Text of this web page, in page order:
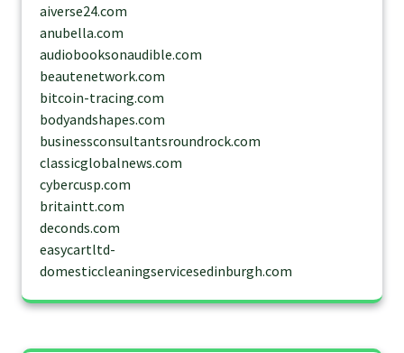
aiverse24.com
anubella.com
audiobooksonaudible.com
beautenetwork.com
bitcoin-tracing.com
bodyandshapes.com
businessconsultantsroundrock.com
classicglobalnews.com
cybercusp.com
britaintt.com
deconds.com
easycartltd-
domesticcleaningservicesedinburgh.com